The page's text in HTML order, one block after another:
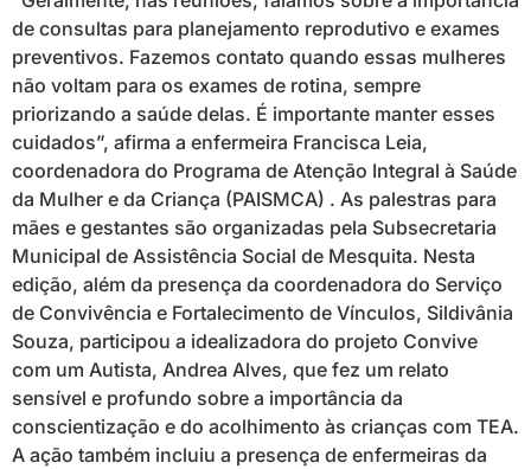
de consultas para planejamento reprodutivo e exames
preventivos. Fazemos contato quando essas mulheres
não voltam para os exames de rotina, sempre
priorizando a saúde delas. É importante manter esses
cuidados”, afirma a enfermeira Francisca Leia,
coordenadora do Programa de Atenção Integral à Saúde
da Mulher e da Criança (PAISMCA) . As palestras para
mães e gestantes são organizadas pela Subsecretaria
Municipal de Assistência Social de Mesquita. Nesta
edição, além da presença da coordenadora do Serviço
de Convivência e Fortalecimento de Vínculos, Sildivânia
Souza, participou a idealizadora do projeto Convive
com um Autista, Andrea Alves, que fez um relato
sensível e profundo sobre a importância da
conscientização e do acolhimento às crianças com TEA.
A ação também incluiu a presença de enfermeiras da